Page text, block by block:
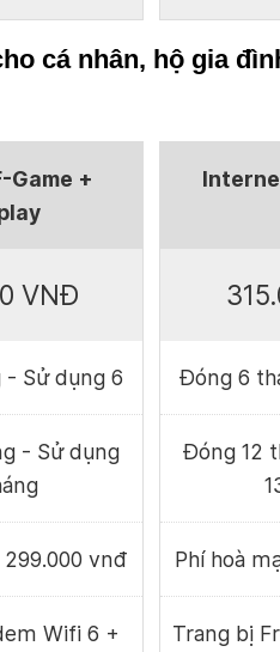
cá nhân, hộ gia
Game +
VNĐ
Sử dụng 6
- Sử dụng
vnđ
Wifi 6 +
Đóng 6
Đóng 12
Phí hoà
Trang bị